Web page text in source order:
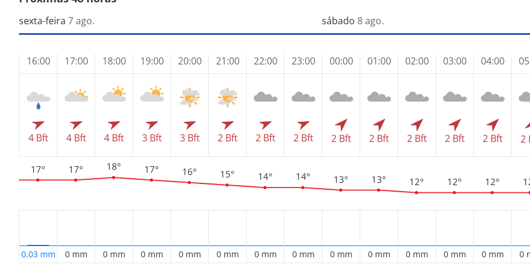
sexta-feira 7 ago.
16:00
4 Bft
17°
0,03 mm
17:00
4 Bft
17°
0 mm
18:00
4 Bft
18°
0 mm
19:00
3 Bft
17°
0 mm
20:00
3 Bft
16°
0 mm
21:00
2 Bft
15°
0 mm
22:00
2 Bft
14°
0 mm
23:00
2 Bft
14°
0 mm
sábado 8 ago.
00:00
2 Bft
13°
0 mm
01:00
2 Bft
13°
0 mm
02:00
2 Bft
12°
0 mm
03:00
2 Bft
12°
0 mm
04:00
2 Bft
12°
0 mm
2
0